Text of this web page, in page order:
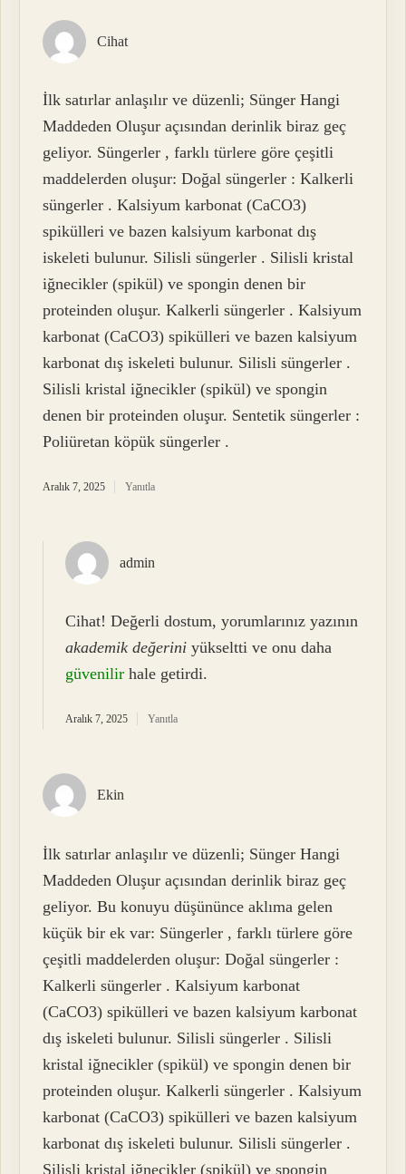
Cihat
İlk satırlar anlaşılır ve düzenli; Sünger Hangi
Maddeden Oluşur açısından derinlik biraz geç
geliyor. Süngerler , farklı türlere göre çeşitli
maddelerden oluşur: Doğal süngerler : Kalkerli
süngerler . Kalsiyum karbonat (CaCO3)
spikülleri ve bazen kalsiyum karbonat dış
iskeleti bulunur. Silisli süngerler . Silisli kristal
iğnecikler (spikül) ve spongin denen bir
proteinden oluşur. Kalkerli süngerler . Kalsiyum
karbonat (CaCO3) spikülleri ve bazen kalsiyum
karbonat dış iskeleti bulunur. Silisli süngerler .
Silisli kristal iğnecikler (spikül) ve spongin
denen bir proteinden oluşur. Sentetik süngerler :
Poliüretan köpük süngerler .
Aralık 7, 2025 Yanıtla
admin
Cihat! Değerli dostum, yorumlarınız yazının
akademik değerini yükseltti ve onu daha
güvenilir hale getirdi.
Aralık 7, 2025 Yanıtla
Ekin
İlk satırlar anlaşılır ve düzenli; Sünger Hangi
Maddeden Oluşur açısından derinlik biraz geç
geliyor. Bu konuyu düşününce aklıma gelen
küçük bir ek var: Süngerler , farklı türlere göre
çeşitli maddelerden oluşur: Doğal süngerler :
Kalkerli süngerler . Kalsiyum karbonat
(CaCO3) spikülleri ve bazen kalsiyum karbonat
dış iskeleti bulunur. Silisli süngerler . Silisli
kristal iğnecikler (spikül) ve spongin denen bir
proteinden oluşur. Kalkerli süngerler . Kalsiyum
karbonat (CaCO3) spikülleri ve bazen kalsiyum
karbonat dış iskeleti bulunur. Silisli süngerler .
Silisli kristal iğnecikler (spikül) ve spongin